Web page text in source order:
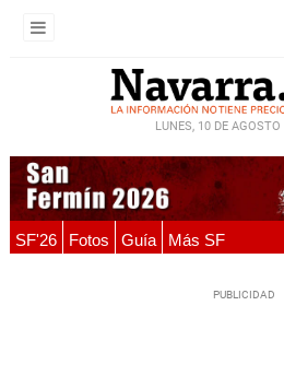
LUNES, 10 DE
SF'26 Fotos Guía Más SF